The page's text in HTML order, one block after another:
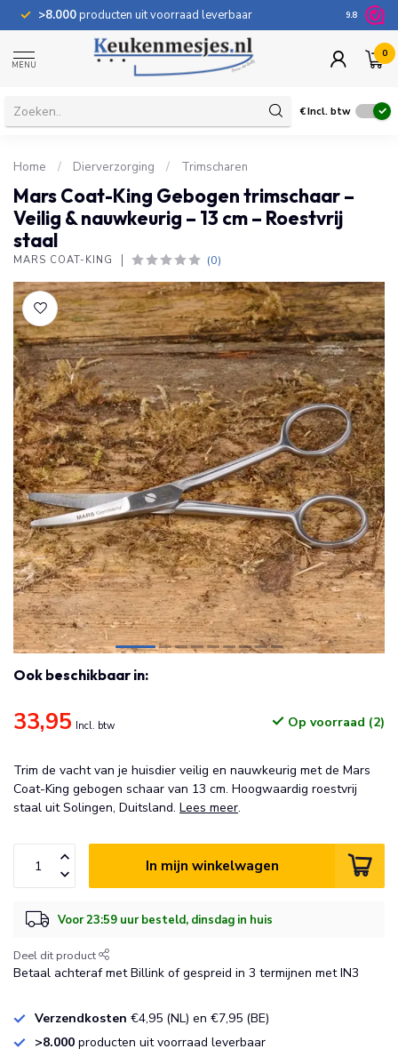
>8.000producten uit voorraad leverbaar 100
9.8
MENU
0
€Incl. btw
Home / Dierverzorging / Trimscharen
Mars Coat-King Gebogen trimschaar –
Veilig & nauwkeurig – 13 cm – Roestvrij
staal
MARS COAT-KING (0)
Ook beschikbaar in:
33,95 Incl. btw Op voorraad (2)
Trim de vacht van je huisdier veilig en nauwkeurig met de Mars
Coat-King gebogen schaar van 13 cm. Hoogwaardig roestvrij
staal uit Solingen, Duitsland. Lees meer.
In mijn winkelwagen
Voor 23:59 uur besteld, dinsdag in huis
Deel dit product
Betaal achteraf met Billink of gespreid in 3 termijnen met IN3
Verzendkosten €4,95 (NL) en €7,95 (BE)
>8.000 producten uit voorraad leverbaar